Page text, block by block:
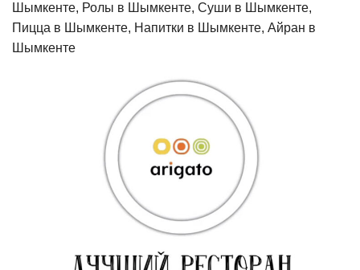
Шымкенте, Ролы в Шымкенте, Суши в Шымкенте,
Пицца в Шымкенте, Напитки в Шымкенте, Айран в
Шымкенте